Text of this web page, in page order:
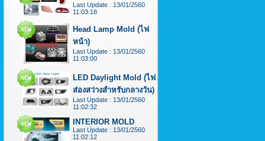
Last Update : 13/01/2560
11:03:18
Head Lamp Mold (ไฟ
หน้า)
Last Update : 13/01/2560
11:03:00
LED Daylight Mold (ไฟ
ส่องสว่างสำหรับกลางวัน)
Last Update : 13/01/2560
11:02:32
INTERIOR MOLD
Last Update : 13/01/2560
11:02:12